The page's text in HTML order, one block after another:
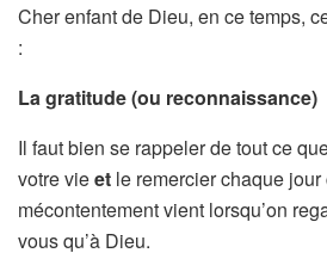
Cher enfant de Dieu, en ce temps,
:
La gratitude (ou reconnaissance)
Il faut bien se rappeler de tout ce
votre vieet le remercier chaque jour
mécontentement vient lorsqu’on
vous qu’à Dieu.